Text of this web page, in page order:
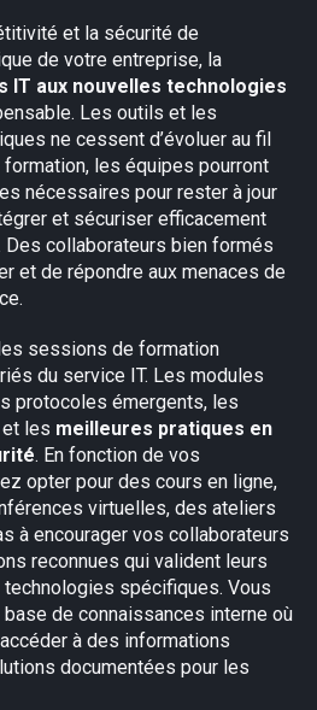
et la sécurité de
de votre entreprise, la
IT aux nouvelles technologies
Les outils et les
ne cessent d’évoluer au fil
les équipes pourront
nécessaires pour rester à jour
et sécuriser efficacement
collaborateurs bien formés
et de répondre aux menaces de
sessions de formation
du service IT. Les modules
protocoles émergents, les
les meilleures pratiques en
. En fonction de vos
opter pour des cours en ligne,
virtuelles, des ateliers
à encourager vos collaborateurs
reconnues qui valident leurs
spécifiques. Vous
de connaissances interne où
à des informations
documentées pour les